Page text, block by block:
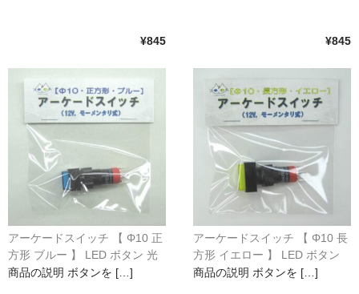
¥845 ¥845
アーケードスイッチ 【 Φ10 正
方形 ブルー 】 LED ボタン 光
るスイッチ 12V モーメンタリ
商品の説明 ボタンを […]
アーケードスイッチ 【 Φ10 長
方形 イエロー 】 LED ボタン
光るスイッチ 12V モーメンタ
商品の説明 ボタンを […]